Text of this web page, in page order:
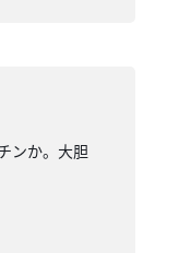
ンか。大胆